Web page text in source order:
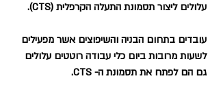
עלולים ליצור תסמונת התעלה הקרפלית (CTS).
עובדים בתחום הבניה והשיפוצים אשר מפעילים
לשעות מרובות ביום כלי עבודה רוטטים עלולים
גם הם לפתח את תסמונת ה- CTS.